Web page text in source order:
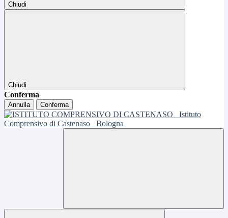
Chiudi
Chiudi
Conferma
Annulla Conferma
Istituto
Comprensivo di Castenaso
Bologna